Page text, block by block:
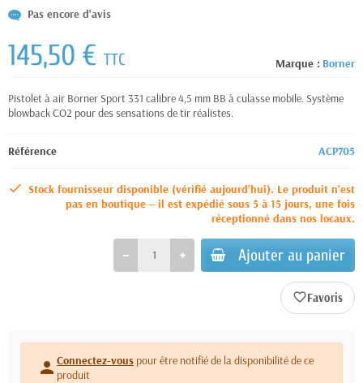
Pas encore d'avis
Marque : Borner
145,50 € TTC
Pistolet à air Borner Sport 331 calibre 4,5 mm BB à culasse mobile. Système
blowback CO2 pour des sensations de tir réalistes.
Référence ACP705
Stock fournisseur disponible (vérifié aujourd’hui). Le produit n’est
pas en boutique – il est expédié sous 5 à 15 jours, une fois
réceptionné dans nos locaux.
Ajouter au panier
favorite_border
person Connectez-vous pour être notifié de la disponibilité de ce
produit